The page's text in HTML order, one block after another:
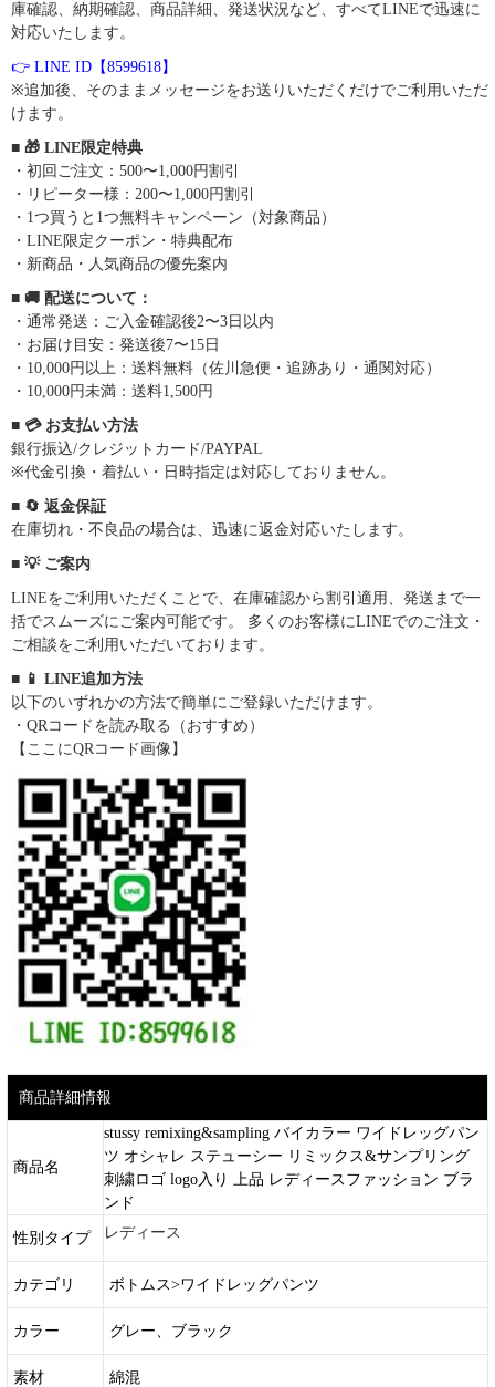
庫確認、納期確認、商品詳細、発送状況など、すべてLINEで迅速に
対応いたします。
👉 LINE ID【8599618】
※追加後、そのままメッセージをお送りいただくだけでご利用いただ
けます。
■ 🎁 LINE限定特典
・初回ご注文：500〜1,000円割引
・リピーター様：200〜1,000円割引
・1つ買うと1つ無料キャンペーン（対象商品）
・LINE限定クーポン・特典配布
・新商品・人気商品の優先案内
■ 🚚 配送について：
・通常発送：ご入金確認後2〜3日以内
・お届け目安：発送後7〜15日
・10,000円以上：送料無料（佐川急便・追跡あり・通関対応）
・10,000円未満：送料1,500円
■ 💳 お支払い方法
銀行振込/クレジットカード/PAYPAL
※代金引換・着払い・日時指定は対応しておりません。
■ 🔄 返金保証
在庫切れ・不良品の場合は、迅速に返金対応いたします。
■ 💡 ご案内
LINEをご利用いただくことで、在庫確認から割引適用、発送まで一
括でスムーズにご案内可能です。 多くのお客様にLINEでのご注文・
ご相談をご利用いただいております。
■ 📱 LINE追加方法
以下のいずれかの方法で簡単にご登録いただけます。
・QRコードを読み取る（おすすめ）
【ここにQRコード画像】
商品詳細情報
商品名
stussy remixing&sampling バイカラー ワイドレッグパン
ツ オシャレ ステューシー リミックス&サンプリング
刺繍ロゴ logo入り 上品 レディースファッション ブラ
ンド
性別タイプ レディース
カテゴリ ボトムス>ワイドレッグパンツ
カラー グレー、ブラック
素材 綿混